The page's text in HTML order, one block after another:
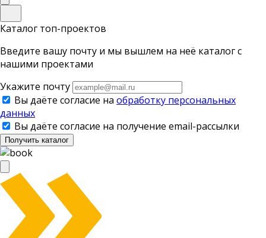
Каталог топ-проектов
Введите вашу почту и мы вышлем на неё каталог с
нашими проектами
Укажите почту
Вы даёте согласие на обработку персональных
данных
Вы даёте согласие на получение email-рассылки
Получить каталог